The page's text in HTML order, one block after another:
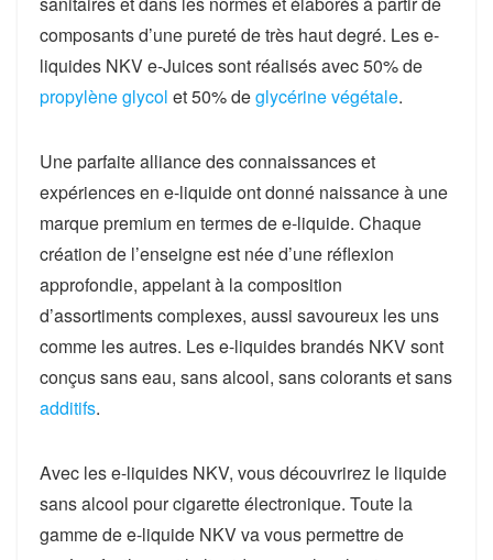
composants d’une pureté de très haut degré. Les e-
liquides NKV e-Juices sont réalisés avec 50% de
propylène glycol et 50% deglycérine végétale.
Une parfaite alliance des connaissances et
expériences en e-liquide ont donné naissance à une
marque premium en termes de e-liquide. Chaque
création de l’enseigne est née d’une réflexion
approfondie, appelant à la composition
d’assortiments complexes, aussi savoureux les uns
comme les autres. Les e-liquides brandés NKV sont
conçus sans eau, sans alcool, sans colorants et sans
additifs.
Avec les e-liquides NKV, vous découvrirez le liquide
sans alcool pour cigarette électronique. Toute la
gamme de e-liquide NKV va vous permettre de